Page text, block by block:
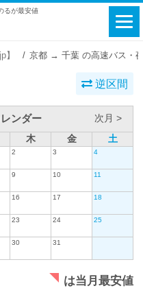
るが最安値
】 京都 → 千葉 の高速バス・
逆区間
ンダー
次月 >
木 金 土
2 3 4
9 10 11
16 17 18
23 24 25
30 31
は当月最安値